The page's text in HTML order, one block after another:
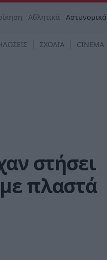
Αθλητικά Αστυνομικά
ΣΧΟΛΙΑ CINEMA
στήσει
πλαστά